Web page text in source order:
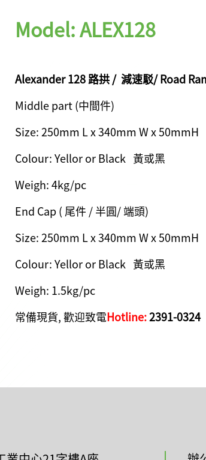
Model: ALEX128
Alexander 128 路拱 / 減速駁/ Road
Middle part (中間件)
Size: 250mm L x 340mm W x 50mmH
Colour: Yellor or Black 黃或黑
Weigh: 4kg/pc
End Cap ( 尾件 / 半圓/ 端頭)
Size: 250mm L x 340mm W x 50mmH
Colour: Yellor or Black 黃或黑
Weigh: 1.5kg/pc
常備現貨, 歡迎致電Hotline:2391-0324